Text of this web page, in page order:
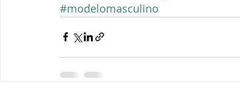
#modelomasculino